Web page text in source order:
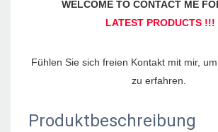
Fühlen Sie sich freien Kontakt mit mir,
Produktbeschreibung